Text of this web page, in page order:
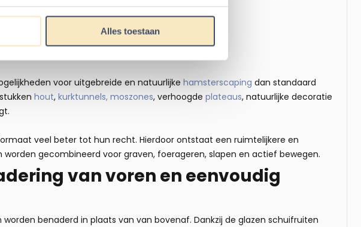
Alles toestaan
graven, foerageren, slapen en actief bewegen.
voor uitgebreide
voor uitgebreide en natuurlijkehamsterscaping dan standaard
hout,kurktunnels, moszones, verhoogdeplateaus, natuurlijke decoratie
veel beter tot hun recht. Hierdoor ontstaat een ruimtelijkere en
gecombineerd voor graven, foerageren, slapen en actief bewegen.
van voren en eenvoudig
benaderd in plaats van van bovenaf. Dankzij de glazen schuifruiten